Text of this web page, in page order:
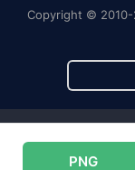
PNG
Copyright © 2010-